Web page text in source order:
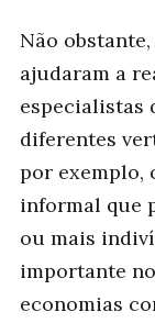
Não
ajudaram a
especialistas
diferentes
por exemplo,
informal que
ou mais
importante
economias